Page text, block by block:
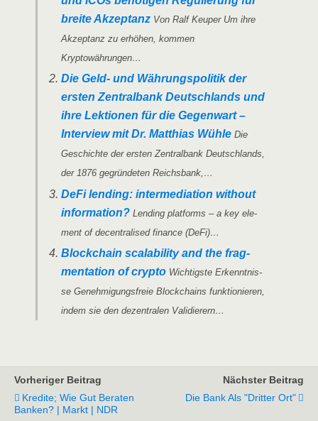
brei­te Akzep­tanz Von Ralf Keu­per Um ihre
Akzep­tanz zu erhö­hen, kom­men
Kryptowährungen…
Die Geld- und Wäh­rungs­po­li­tik der
ers­ten Zen­tral­bank Deutsch­lands und
ihre Lek­tio­nen für die Gegen­wart –
Inter­view mit Dr. Mat­thi­as Wüh­le Die
Geschich­te der ers­ten Zen­tral­bank Deutsch­lands,
der 1876 gegrün­de­ten Reichsbank,…
DeFi len­ding: inter­me­dia­ti­on wit­hout
infor­ma­ti­on? Len­ding plat­forms – a key ele­
ment of decen­tra­li­sed finan­ce (DeFi)…
Block­chain sca­la­bi­li­ty and the frag­
men­ta­ti­on of cryp­to Wich­tigs­te Erkennt­nis­
se Geneh­mi­gungs­freie Block­chains funk­tio­nie­ren,
indem sie den dezen­tra­len Validierern…
Vorheriger Beitrag
Kredite; Wie Gut Beraten
Banken? | Markt | NDR
Nächster Beitrag
Die Bank Als "Dritter Ort"